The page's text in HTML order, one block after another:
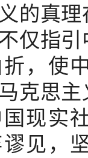
的真
仅指
，使
克思
现实
见，